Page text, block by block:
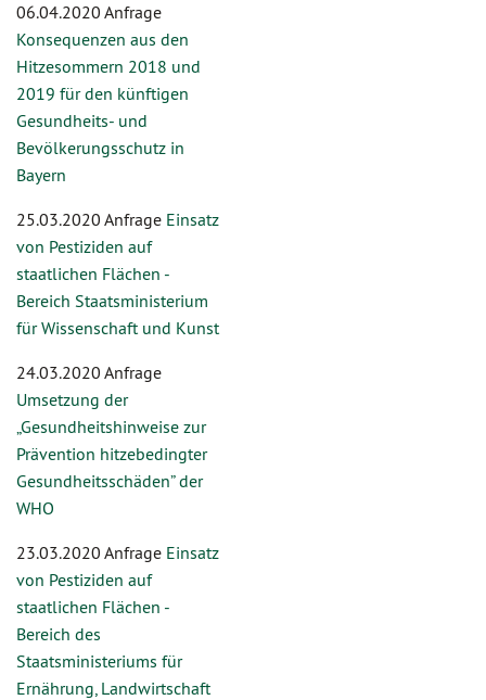
06.04.2020 Anfrage
Konsequenzen aus den
Hitzesommern 2018 und
2019 für den künftigen
Gesundheits- und
Bevölkerungsschutz in
Bayern
25.03.2020 Anfrage Einsatz
von Pestiziden auf
staatlichen Flächen -
Bereich Staatsministerium
für Wissenschaft und Kunst
24.03.2020 Anfrage
Umsetzung der
„Gesundheitshinweise zur
Prävention hitzebedingter
Gesundheitsschäden” der
WHO
23.03.2020 Anfrage Einsatz
von Pestiziden auf
staatlichen Flächen -
Bereich des
Staatsministeriums für
Ernährung, Landwirtschaft